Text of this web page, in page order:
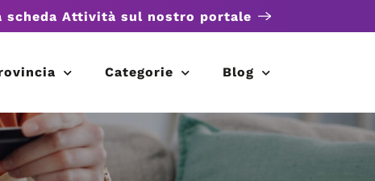
scheda Attività sul nostro portale
Categorie Blog